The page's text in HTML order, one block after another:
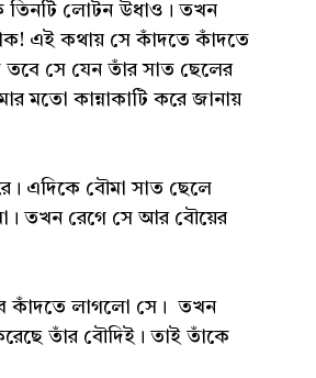
তিনটি লোটন উধাও। তখন
এই কথায় সে কাঁদতে কাঁদতে
তবে সে যেন তাঁর সাত ছেলের
মতো কান্নাকাটি করে জানায়
এদিকে বৌমা সাত ছেলে
তখন রেগে সে আর বৌয়ের
কাঁদতে লাগলো সে। তখন
তাঁর বৌদিই। তাই তাঁকে